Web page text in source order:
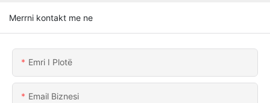
Merrni kontakt me ne
Emri I Plotë
Email Biznesi